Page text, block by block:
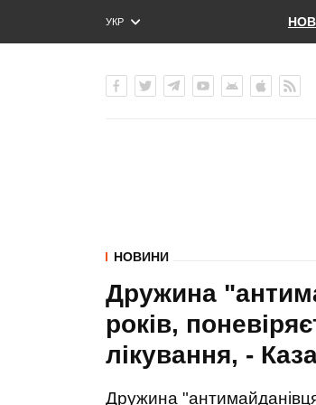
УКР
ENG
НОВИНИ
Дружина
років,
лікування, -
Дружина